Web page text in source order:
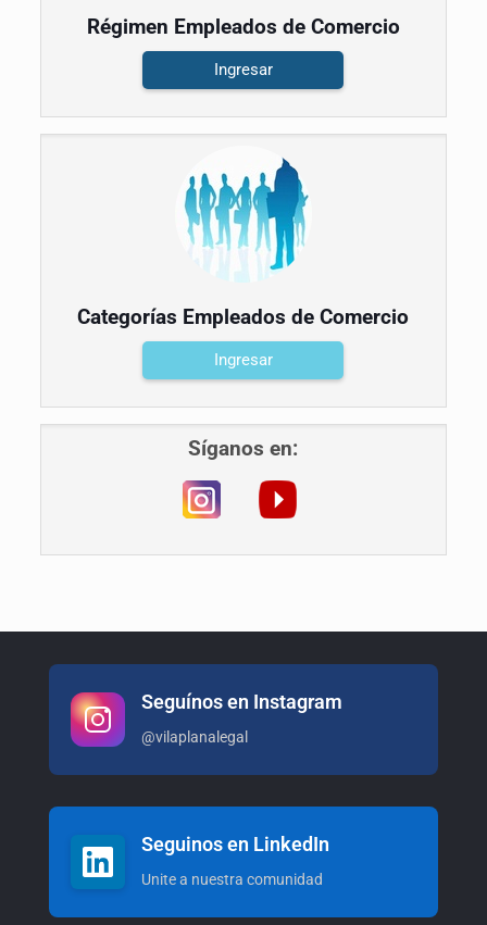
Régimen Empleados de Comercio
Ingresar
Categorías Empleados de Comercio
Ingresar
Síganos en:
Seguínos en Instagram
@vilaplanalegal
Seguinos en LinkedIn
Unite a nuestra comunidad